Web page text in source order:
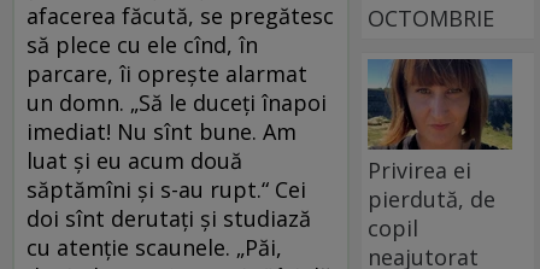
afacerea făcută, se pregătesc
să plece cu ele cînd, în
parcare, îi opreşte alarmat
un domn. „Să le duceţi înapoi
imediat! Nu sînt bune. Am
luat şi eu acum două
săptămîni şi s-au rupt.“ Cei
doi sînt derutaţi şi studiază
cu atenţie scaunele. „Păi,
OCTOMBRIE
Privirea ei
pierdută, de
copil
neajutorat